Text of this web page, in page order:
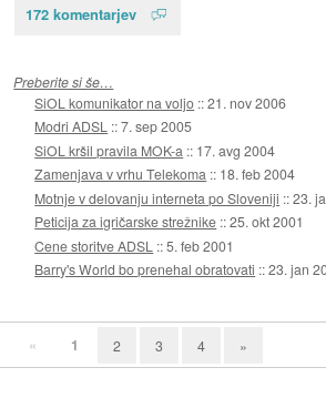
172 komentarjev
Preberite si še…
SiOL komunikator na voljo ::21. nov 2006
Modri ADSL ::7. sep 2005
SiOL kršil pravila MOK-a :: 17. avg 2004
Zamenjava v vrhu Telekoma :: 18. feb 2004
Motnje v delovanju interneta po Sloveniji ::23.
Peticija za igričarske strežnike ::25. okt 2001
Cene storitve ADSL ::5. feb 2001
Barry's World bo prenehal obratovati ::23. jan
« 1 2 3 4 »